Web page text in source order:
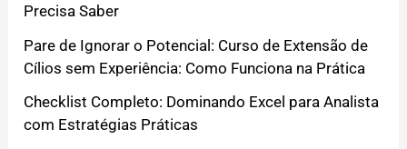
Precisa Saber
Pare de Ignorar o Potencial: Curso de Extensão de
Cílios sem Experiência: Como Funciona na Prática
Checklist Completo: Dominando Excel para Analista
com Estratégias Práticas